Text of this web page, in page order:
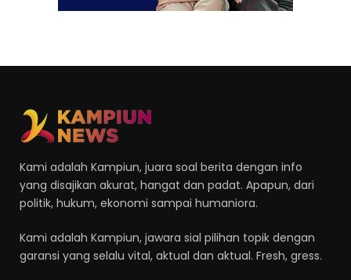
Kami adalah Kampiun, juara soal berita dengan info
yang disajikan akurat, hangat dan padat. Apapun, dari
politik, hukum, ekonomi sampai humaniora.
Kami adalah Kampiun, jawara sial pilihan topik dengan
garansi yang selalu vital, aktual dan aktual. Fresh, gress.